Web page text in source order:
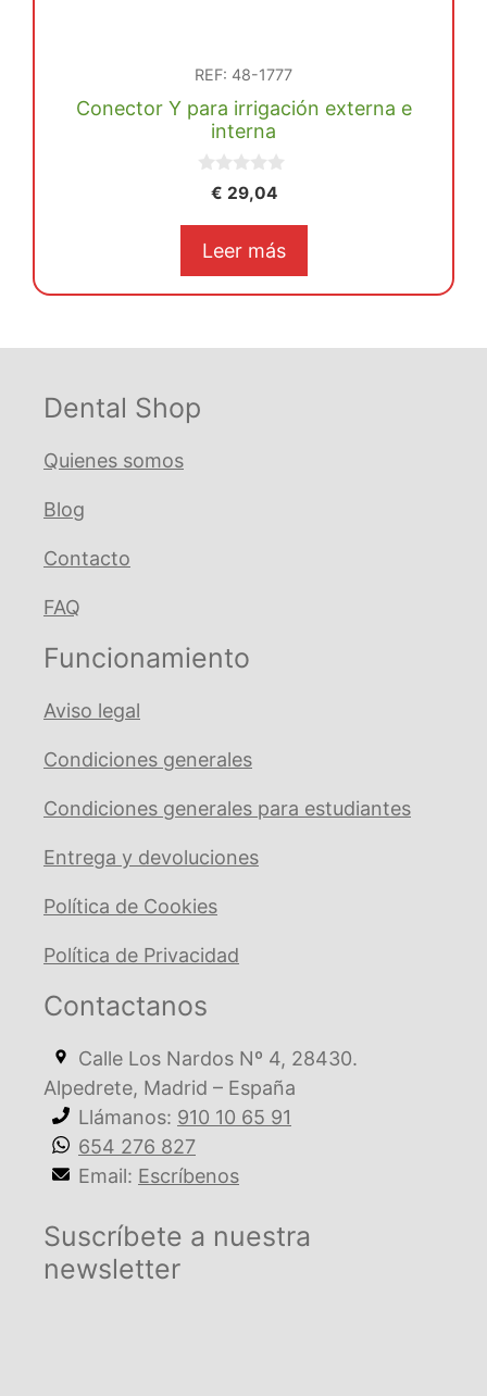
REF: 48-1777
Conector Y para irrigación externa e
interna
€ 29,04
Leer más
Dental Shop
Quienes somos
Blog
Contacto
FAQ
Funcionamiento
Aviso legal
Condiciones generales
Condiciones generales para estudiantes
Entrega y devoluciones
Política de Cookies
Política de Privacidad
Contactanos
Calle Los Nardos Nº 4, 28430.
Alpedrete, Madrid – España
Llámanos: 910 10 65 91
654 276 827
Email: Escríbenos
Suscríbete a nuestra
newsletter